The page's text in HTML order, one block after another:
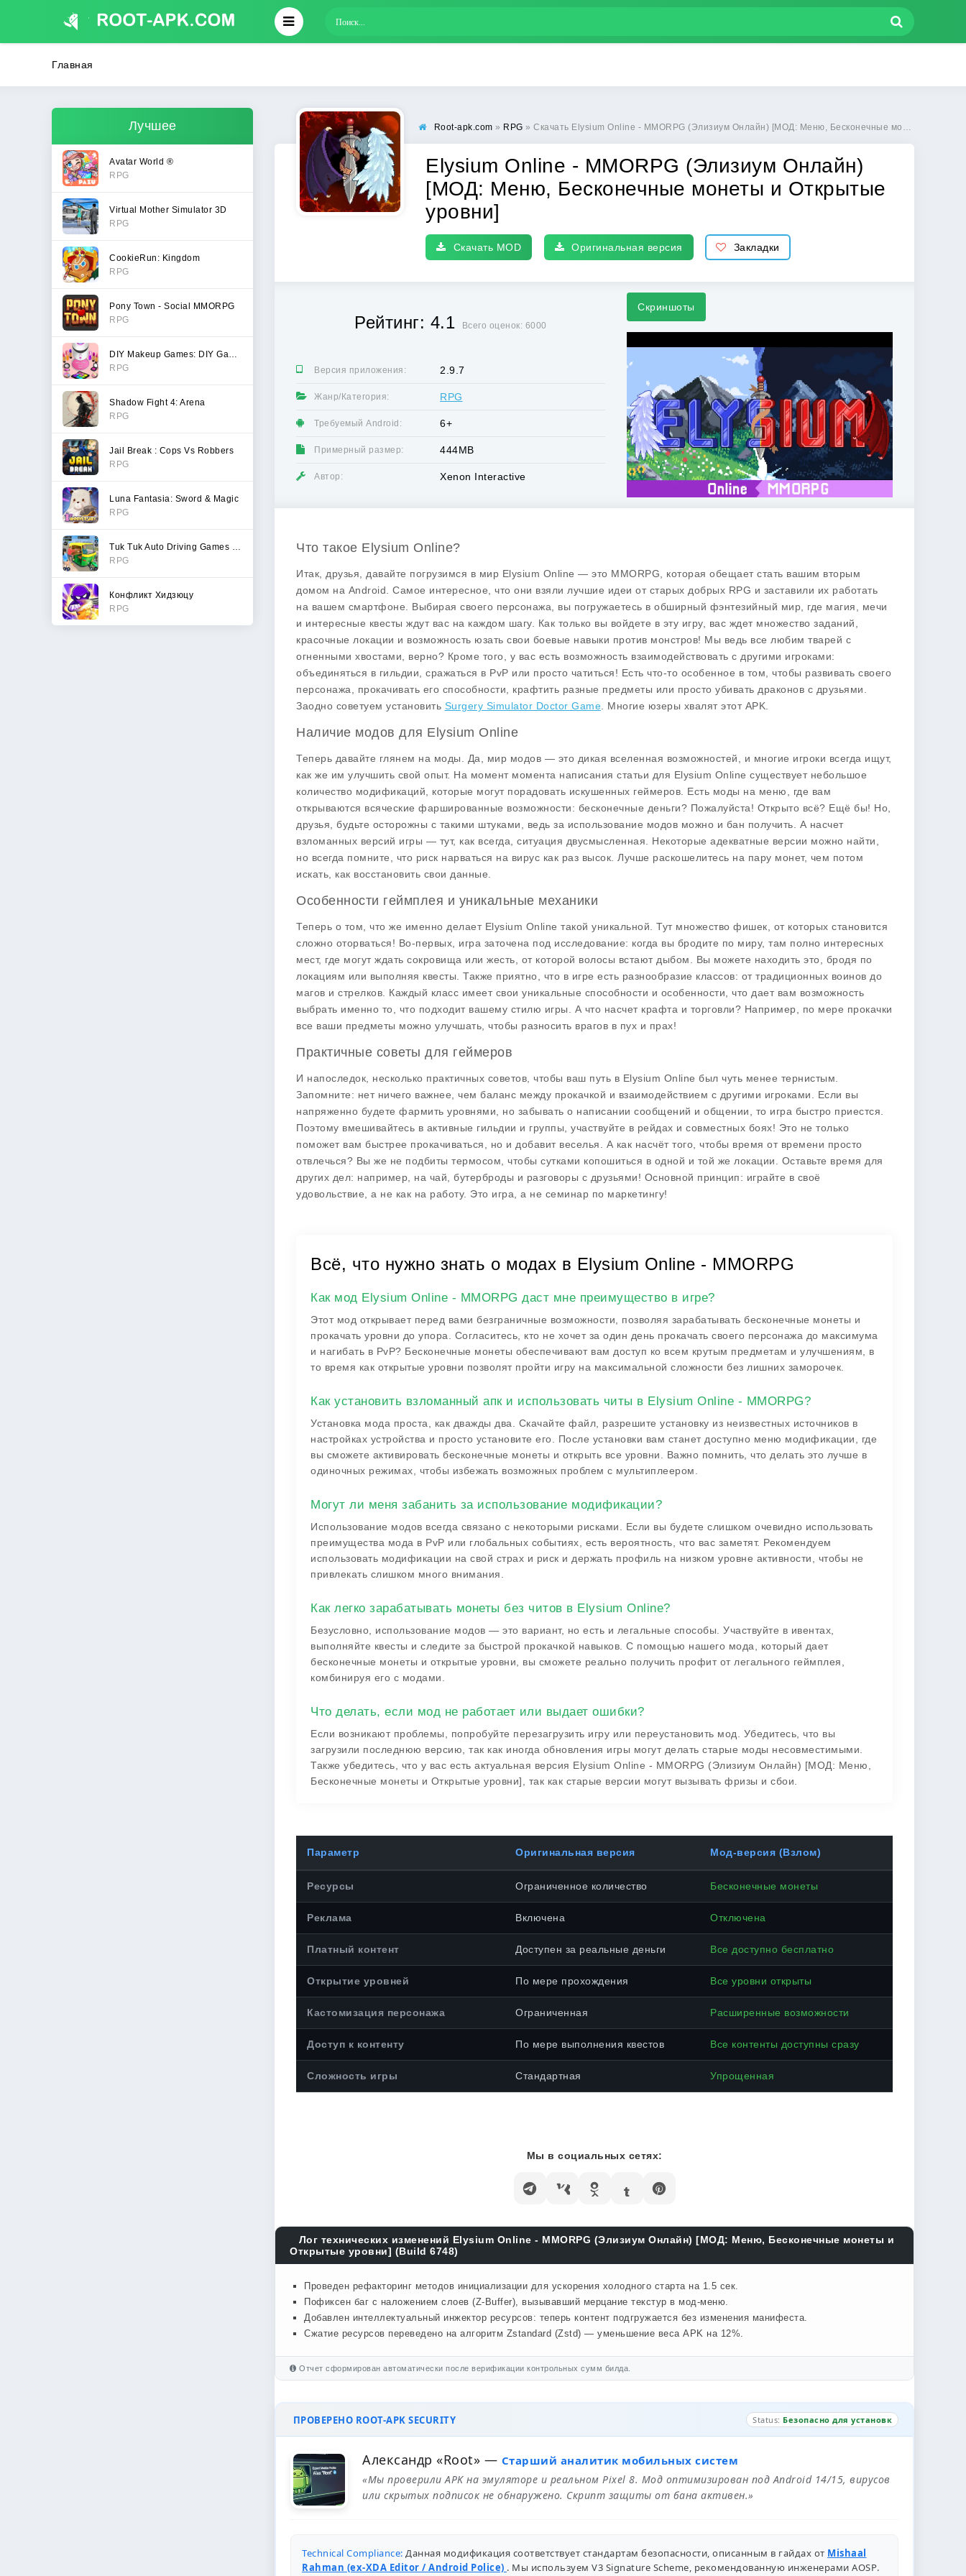
Главная
Лучшее
Avatar World ®
RPG
Virtual Mother Simulator 3D
RPG
CookieRun: Kingdom
RPG
Pony Town - Social MMORPG
RPG
RPG
Shadow Fight 4: Arena
RPG
Jail Break : Cops Vs Robbers
RPG
Luna Fantasia: Sword & Magic
RPG
RPG
Конфликт Хидзюцу
RPG
Root-apk.com » RPG » Скачать Elysium Online - MMORPG (Элизиум Онлайн) [МОД: Меню, Бесконечные монеты и Открытые уровни] | Взлом Elysium Online - MMORPG на Андроид
Elysium Online - MMORPG (Элизиум Онлайн)
[МОД: Меню, Бесконечные монеты и Открытые
уровни]
Скачать MOD Оригинальная версия Закладки
Рейтинг: 4.1 Всего оценок: 6000
Версия приложения: 2.9.7
Жанр/Категория: RPG
Требуемый Android: 6+
Примерный размер: 444MB
Автор: Xenon Interactive
Скриншоты
Что такое Elysium Online?
Итак, друзья, давайте погрузимся в мир Elysium Online — это MMORPG, которая обещает стать вашим вторым
домом на Android. Самое интересное, что они взяли лучшие идеи от старых добрых RPG и заставили их работать
на вашем смартфоне. Выбирая своего персонажа, вы погружаетесь в обширный фэнтезийный мир, где магия, мечи
и интересные квесты ждут вас на каждом шагу. Как только вы войдете в эту игру, вас ждет множество заданий,
красочные локации и возможность юзать свои боевые навыки против монстров! Мы ведь все любим тварей с
огненными хвостами, верно? Кроме того, у вас есть возможность взаимодействовать с другими игроками:
объединяться в гильдии, сражаться в PvP или просто чатиться! Есть что-то особенное в том, чтобы развивать своего
персонажа, прокачивать его способности, крафтить разные предметы или просто убивать драконов с друзьями.
Заодно советуем установить Surgery Simulator Doctor Game . Многие юзеры хвалят этот APK.
Наличие модов для Elysium Online
Теперь давайте глянем на моды. Да, мир модов — это дикая вселенная возможностей, и многие игроки всегда ищут,
как же им улучшить свой опыт. На момент момента написания статьи для Elysium Online существует небольшое
количество модификаций, которые могут порадовать искушенных геймеров. Есть моды на меню, где вам
открываются всяческие фаршированные возможности: бесконечные деньги? Пожалуйста! Открыто всё? Ещё бы! Но,
друзья, будьте осторожны с такими штуками, ведь за использование модов можно и бан получить. А насчет
взломанных версий игры — тут, как всегда, ситуация двусмысленная. Некоторые адекватные версии можно найти,
но всегда помните, что риск нарваться на вирус как раз высок. Лучше раскошелитесь на пару монет, чем потом
искать, как восстановить свои данные.
Особенности геймплея и уникальные механики
Теперь о том, что же именно делает Elysium Online такой уникальной. Тут множество фишек, от которых становится
сложно оторваться! Во-первых, игра заточена под исследование: когда вы бродите по миру, там полно интересных
мест, где могут ждать сокровища или жесть, от которой волосы встают дыбом. Вы можете находить это, бродя по
локациям или выполняя квесты. Также приятно, что в игре есть разнообразие классов: от традиционных воинов до
магов и стрелков. Каждый класс имеет свои уникальные способности и особенности, что дает вам возможность
выбрать именно то, что подходит вашему стилю игры. А что насчет крафта и торговли? Например, по мере прокачки
все ваши предметы можно улучшать, чтобы разносить врагов в пух и прах!
Практичные советы для геймеров
И напоследок, несколько практичных советов, чтобы ваш путь в Elysium Online был чуть менее тернистым.
Запомните: нет ничего важнее, чем баланс между прокачкой и взаимодействием с другими игроками. Если вы
напряженно будете фармить уровнями, но забывать о написании сообщений и общении, то игра быстро приестся.
Поэтому вмешивайтесь в активные гильдии и группы, участвуйте в рейдах и совместных боях! Это не только
поможет вам быстрее прокачиваться, но и добавит веселья. А как насчёт того, чтобы время от времени просто
отвлечься? Вы же не подбиты термосом, чтобы сутками копошиться в одной и той же локации. Оставьте время для
других дел: например, на чай, бутерброды и разговоры с друзьями! Основной принцип: играйте в своё
удовольствие, а не как на работу. Это игра, а не семинар по маркетингу!
Всё, что нужно знать о модах в Elysium Online - MMORPG
Как мод Elysium Online - MMORPG даст мне преимущество в игре?
Этот мод открывает перед вами безграничные возможности, позволяя зарабатывать бесконечные монеты и
прокачать уровни до упора. Согласитесь, кто не хочет за один день прокачать своего персонажа до максимума
и нагибать в PvP? Бесконечные монеты обеспечивают вам доступ ко всем крутым предметам и улучшениям, в
то время как открытые уровни позволят пройти игру на максимальной сложности без лишних заморочек.
Как установить взломанный апк и использовать читы в Elysium Online - MMORPG?
Установка мода проста, как дважды два. Скачайте файл, разрешите установку из неизвестных источников в
настройках устройства и просто установите его. После установки вам станет доступно меню модификации, где
вы сможете активировать бесконечные монеты и открыть все уровни. Важно помнить, что делать это лучше в
одиночных режимах, чтобы избежать возможных проблем с мультиплеером.
Могут ли меня забанить за использование модификации?
Использование модов всегда связано с некоторыми рисками. Если вы будете слишком очевидно использовать
преимущества мода в PvP или глобальных событиях, есть вероятность, что вас заметят. Рекомендуем
использовать модификации на свой страх и риск и держать профиль на низком уровне активности, чтобы не
привлекать слишком много внимания.
Как легко зарабатывать монеты без читов в Elysium Online?
Безусловно, использование модов — это вариант, но есть и легальные способы. Участвуйте в ивентах,
выполняйте квесты и следите за быстрой прокачкой навыков. С помощью нашего мода, который дает
бесконечные монеты и открытые уровни, вы сможете реально получить профит от легального геймплея,
комбинируя его с модами.
Что делать, если мод не работает или выдает ошибки?
Если возникают проблемы, попробуйте перезагрузить игру или переустановить мод. Убедитесь, что вы
загрузили последнюю версию, так как иногда обновления игры могут делать старые моды несовместимыми.
Также убедитесь, что у вас есть актуальная версия Elysium Online - MMORPG (Элизиум Онлайн) [МОД: Меню,
Бесконечные монеты и Открытые уровни], так как старые версии могут вызывать фризы и сбои.
Параметр Оригинальная версия Мод-версия (Взлом)
Ресурсы Ограниченное количество Бесконечные монеты
Реклама Включена Отключена
Платный контент Доступен за реальные деньги Все доступно бесплатно
Открытие уровней По мере прохождения Все уровни открыты
Кастомизация персонажа Ограниченная Расширенные возможности
Доступ к контенту По мере выполнения квестов Все контенты доступны сразу
Сложность игры Стандартная Упрощенная
Мы в социальных сетях:
Лог технических изменений Elysium Online - MMORPG (Элизиум Онлайн) [МОД: Меню, Бесконечные монеты и
Открытые уровни] (Build 6748)
Проведен рефакторинг методов инициализации для ускорения холодного старта на 1.5 сек.
Пофиксен баг с наложением слоев (Z-Buffer), вызывавший мерцание текстур в мод-меню.
Добавлен интеллектуальный инжектор ресурсов: теперь контент подгружается без изменения манифеста.
Сжатие ресурсов переведено на алгоритм Zstandard (Zstd) — уменьшение веса APK на 12%.
Отчет сформирован автоматически после верификации контрольных сумм билда.
ПРОВЕРЕНО ROOT-APK SECURITY Status: Безопасно для установк
Александр «Root» — Старший аналитик мобильных систем
«Мы проверили APK на эмуляторе и реальном Pixel 8. Мод оптимизирован под Android 14/15, вирусов
или скрытых подписок не обнаружено. Скрипт защиты от бана активен.»
Technical Compliance: Данная модификация соответствует стандартам безопасности, описанным в гайдах от Mishaal
Rahman (ex-XDA Editor / Android Police) . Мы используем V3 Signature Scheme, рекомендованную инженерами AOSP.